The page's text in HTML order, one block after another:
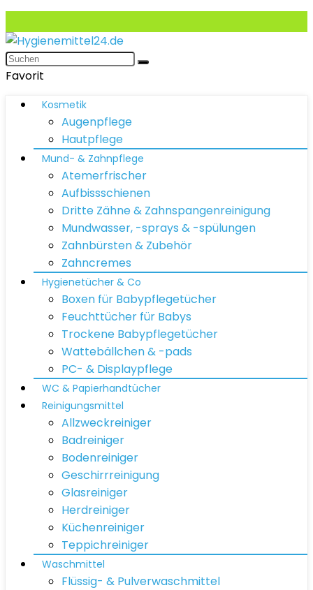
Favorit
Kosmetik
Augenpflege
Hautpflege
Mund- & Zahnpflege
Atemerfrischer
Aufbissschienen
Dritte Zähne & Zahnspangenreinigung
Mundwasser, -sprays & -spülungen
Zahnbürsten & Zubehör
Zahncremes
Hygienetücher & Co
Boxen für Babypflegetücher
Feuchttücher für Babys
Trockene Babypflegetücher
Wattebällchen & -pads
PC- & Displaypflege
WC & Papierhandtücher
Reinigungsmittel
Allzweckreiniger
Badreiniger
Bodenreiniger
Geschirrreinigung
Glasreiniger
Herdreiniger
Küchenreiniger
Teppichreiniger
Waschmittel
Flüssig- & Pulverwaschmittel